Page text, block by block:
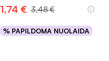
1,74 € 3,48 €
% PAPILDOMA NUOLAIDA
Į krepšelį